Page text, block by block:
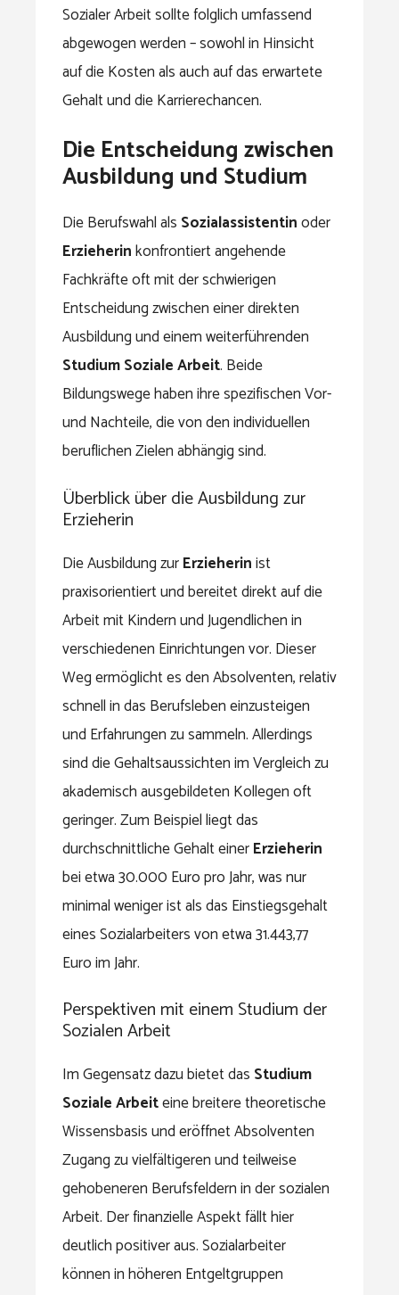
Sozialer Arbeit sollte folglich umfassend
abgewogen werden – sowohl in Hinsicht
auf die Kosten als auch auf das erwartete
Gehalt und die Karrierechancen.
Die Entscheidung zwischen
Ausbildung und Studium
Die Berufswahl als Sozialassistentinoder
Erzieherinkonfrontiert angehende
Fachkräfte oft mit der schwierigen
Entscheidung zwischen einer direkten
Ausbildung und einem weiterführenden
Studium Soziale Arbeit. Beide
Bildungswege haben ihre spezifischen Vor-
und Nachteile, die von den individuellen
beruflichen Zielen abhängig sind.
Überblick über die Ausbildung zur
Erzieherin
Die Ausbildung zurErzieherinist
praxisorientiert und bereitet direkt auf die
Arbeit mit Kindern und Jugendlichen in
verschiedenen Einrichtungen vor. Dieser
Weg ermöglicht es den Absolventen, relativ
schnell in das Berufsleben einzusteigen
und Erfahrungen zu sammeln. Allerdings
sind die Gehaltsaussichten im Vergleich zu
akademisch ausgebildeten Kollegen oft
geringer. Zum Beispiel liegt das
durchschnittliche Gehalt einerErzieherin
bei etwa 30.000 Euro pro Jahr, was nur
minimal weniger ist als das Einstiegsgehalt
eines Sozialarbeiters von etwa 31.443,77
Euro im Jahr.
Perspektiven mit einem Studium der
Sozialen Arbeit
Im Gegensatz dazu bietet das Studium
Soziale Arbeiteine breitere theoretische
Wissensbasis und eröffnet Absolventen
Zugang zu vielfältigeren und teilweise
gehobeneren Berufsfeldern in der sozialen
Arbeit. Der finanzielle Aspekt fällt hier
deutlich positiver aus. Sozialarbeiter
können in höheren Entgeltgruppen